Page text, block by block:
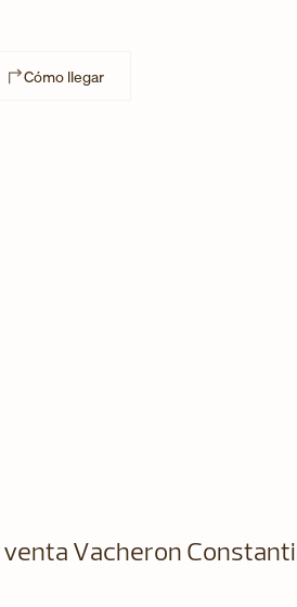
Cómo llegarLink Opens in New Tab
Vacheron